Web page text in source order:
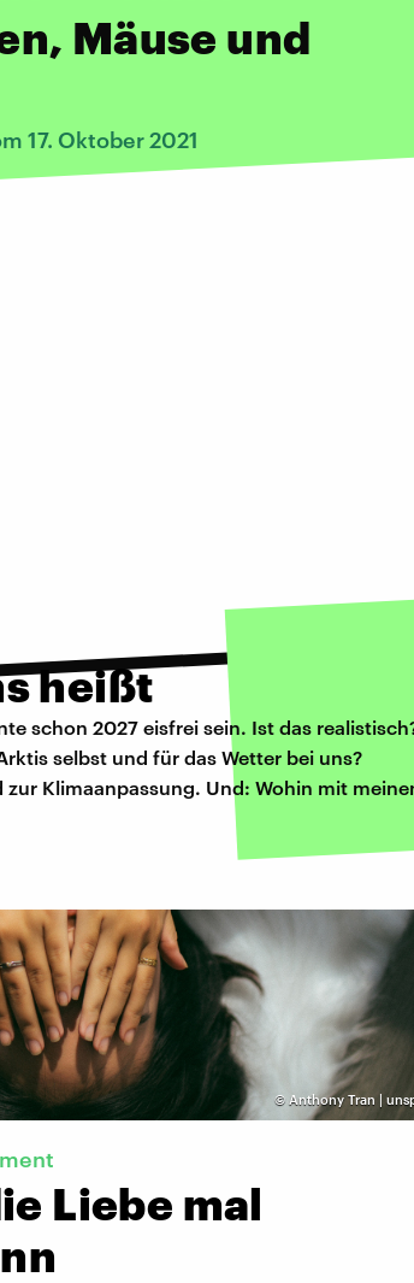
Mäuse und
17. Oktober 2021
heißt
schon 2027 eisfrei sein. Ist das
selbst und für das Wetter bei uns?
Klimaanpassung. Und: Wohin mit
© Anthony Tran |
Liebe mal